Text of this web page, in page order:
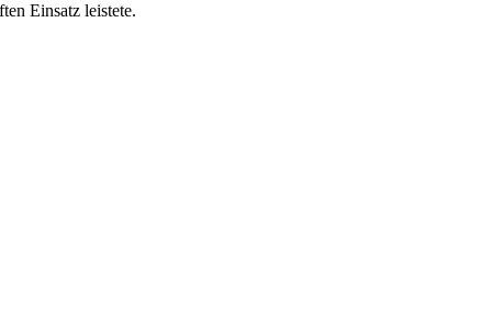
Einsatz leistete.